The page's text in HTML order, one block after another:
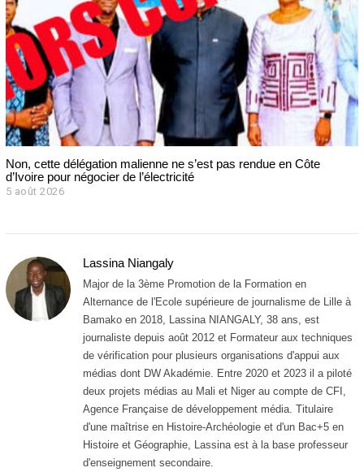
Non, cette délégation malienne ne s’est pas rendue en Côte
d’Ivoire pour négocier de l’électricité
5 août 2026
Lassina Niangaly
Major de la 3ème Promotion de la Formation en
Alternance de l'Ecole supérieure de journalisme de Lille à
Bamako en 2018, Lassina NIANGALY, 38 ans, est
journaliste depuis août 2012 et Formateur aux techniques
de vérification pour plusieurs organisations d'appui aux
médias dont DW Akadémie. Entre 2020 et 2023 il a piloté
deux projets médias au Mali et Niger au compte de CFI,
Agence Française de développement média. Titulaire
d'une maîtrise en Histoire-Archéologie et d'un Bac+5 en
Histoire et Géographie, Lassina est à la base professeur
d'enseignement secondaire.